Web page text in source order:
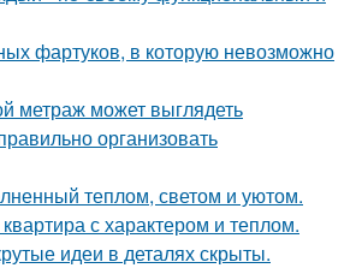
фартуков, в которую невозможно
метраж может выглядеть
организовать
теплом, светом и уютом.
с характером и теплом.
идеи в деталях скрыты.